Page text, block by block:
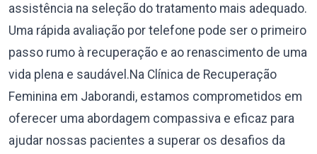
assistência na seleção do tratamento mais adequado.
Uma rápida avaliação por telefone pode ser o primeiro
passo rumo à recuperação e ao renascimento de uma
vida plena e saudável.Na Clínica de Recuperação
Feminina em Jaborandi, estamos comprometidos em
oferecer uma abordagem compassiva e eficaz para
ajudar nossas pacientes a superar os desafios da